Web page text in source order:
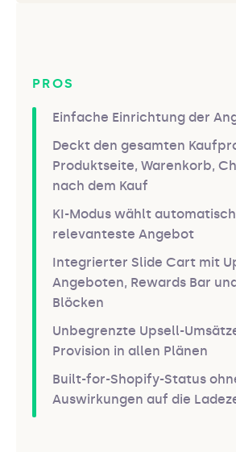
PROS
Einfache Einrichtung der
Deckt den gesamten
Produktseite, Warenkorb,
nach dem Kauf
KI-Modus wählt
relevanteste Angebot
Integrierter Slide Cart mit
Angeboten, Rewards Bar
Blöcken
Unbegrenzte Upsell-
Provision in allen Plänen
Built-for-Shopify-Status
Auswirkungen auf die